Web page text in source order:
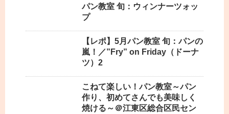
パン教室 旬：ウィンナーツォッ
プ
【レポ】5月パン教室 旬：パンの
嵐！／”Fry” on Friday（ドーナ
ツ）2
こねて楽しい！パン教室～パン
作り、初めてさんでも美味しく
焼ける～＠江東区総合区民セン